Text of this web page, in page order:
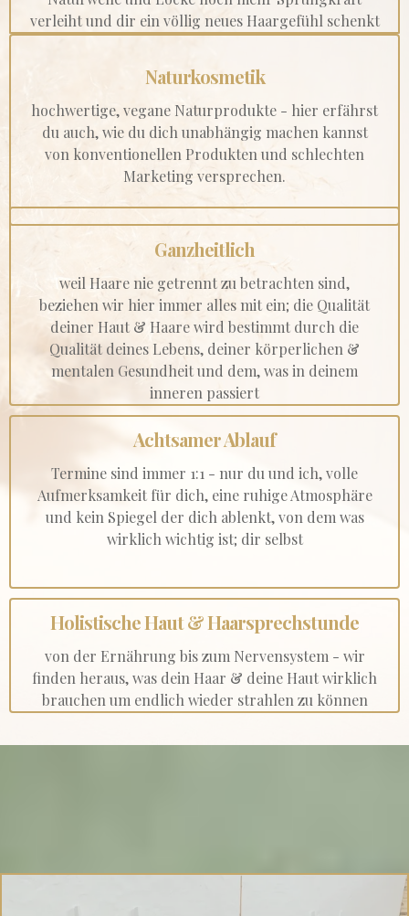
verleiht und dir ein völlig neues Haargefühl schenkt
Naturkosmetik
hochwertige, vegane Naturprodukte - hier erfährst
du auch, wie du dich unabhängig machen kannst
von konventionellen Produkten und schlechten
Marketing versprechen.
Ganzheitlich
weil Haare nie getrennt zu betrachten sind,
beziehen wir hier immer alles mit ein; die Qualität
deiner Haut & Haare wird bestimmt durch die
Qualität deines Lebens, deiner körperlichen &
mentalen Gesundheit und dem, was in deinem
inneren passiert
Achtsamer Ablauf
Termine sind immer 1:1 - nur du und ich, volle
Aufmerksamkeit für dich, eine ruhige Atmosphäre
und kein Spiegel der dich ablenkt, von dem was
wirklich wichtig ist; dir selbst
Holistische Haut & Haarsprechstunde
von der Ernährung bis zum Nervensystem - wir
finden heraus, was dein Haar & deine Haut wirklich
brauchen um endlich wieder strahlen zu können